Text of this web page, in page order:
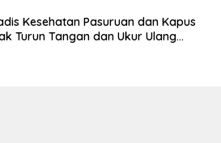
Kesehatan Pasuruan dan Kapus
Turun Tangan dan Ukur Ulang